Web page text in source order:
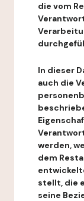
die vom
In dieser
auch die
werden,
dem
stellt, die
seine